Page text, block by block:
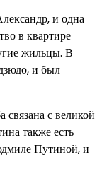
и одна
в квартире
жильцы. В
и был
связана с великой
также есть
Путиной, и